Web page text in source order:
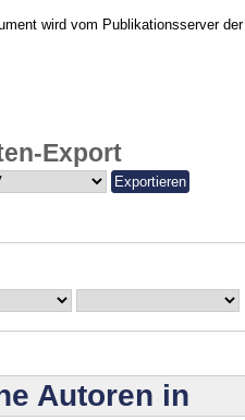
wird vom Publikationsserver
Export
Autoren in